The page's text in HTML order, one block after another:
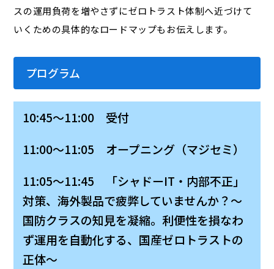
スの運用負荷を増やさずにゼロトラスト体制へ近づけて
いくための具体的なロードマップもお伝えします。
プログラム
10:45～11:00 受付
11:00～11:05 オープニング（マジセミ）
11:05～11:45 「シャドーIT・内部不正」
対策、海外製品で疲弊していませんか？〜
国防クラスの知見を凝縮。利便性を損なわ
ず運用を自動化する、国産ゼロトラストの
正体〜